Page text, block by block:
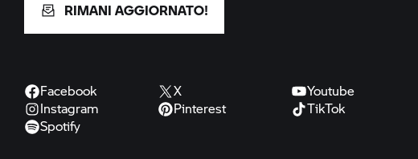
RIMANI AGGIORNATO!
Facebook X
Youtube
Instagram
Pinterest
TikTok
Spotify